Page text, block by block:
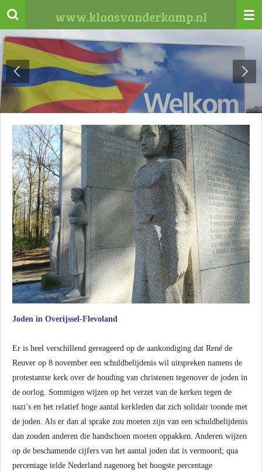
Ga
naar
hoofdinhoud
www.klaasvanderkamp.nl
Joden in Overijssel-Flevoland
Er is heel verschillend gereageerd op de aankondiging dat René de
Reuver op 8 november een schuldbelijdenis wil uitspreken namens de
protestantse kerk over de houding van christenen tegenover de joden in
de oorlog. Sommigen wijzen op het verzet van de kerken tegen de
nazi’s en het relatief hoge aantal kerkleden dat zich solidair toonde met
de joden. Als er dan al sprake zou moeten zijn van een schuldbelijdenis
dan zouden anderen die handschoen moeten oppakken. Anderen wijzen
op de beschamende cijfers van het aantal joden dat is vermoord; qua
percentage telde Nederland nagenoeg het hoogste percentage